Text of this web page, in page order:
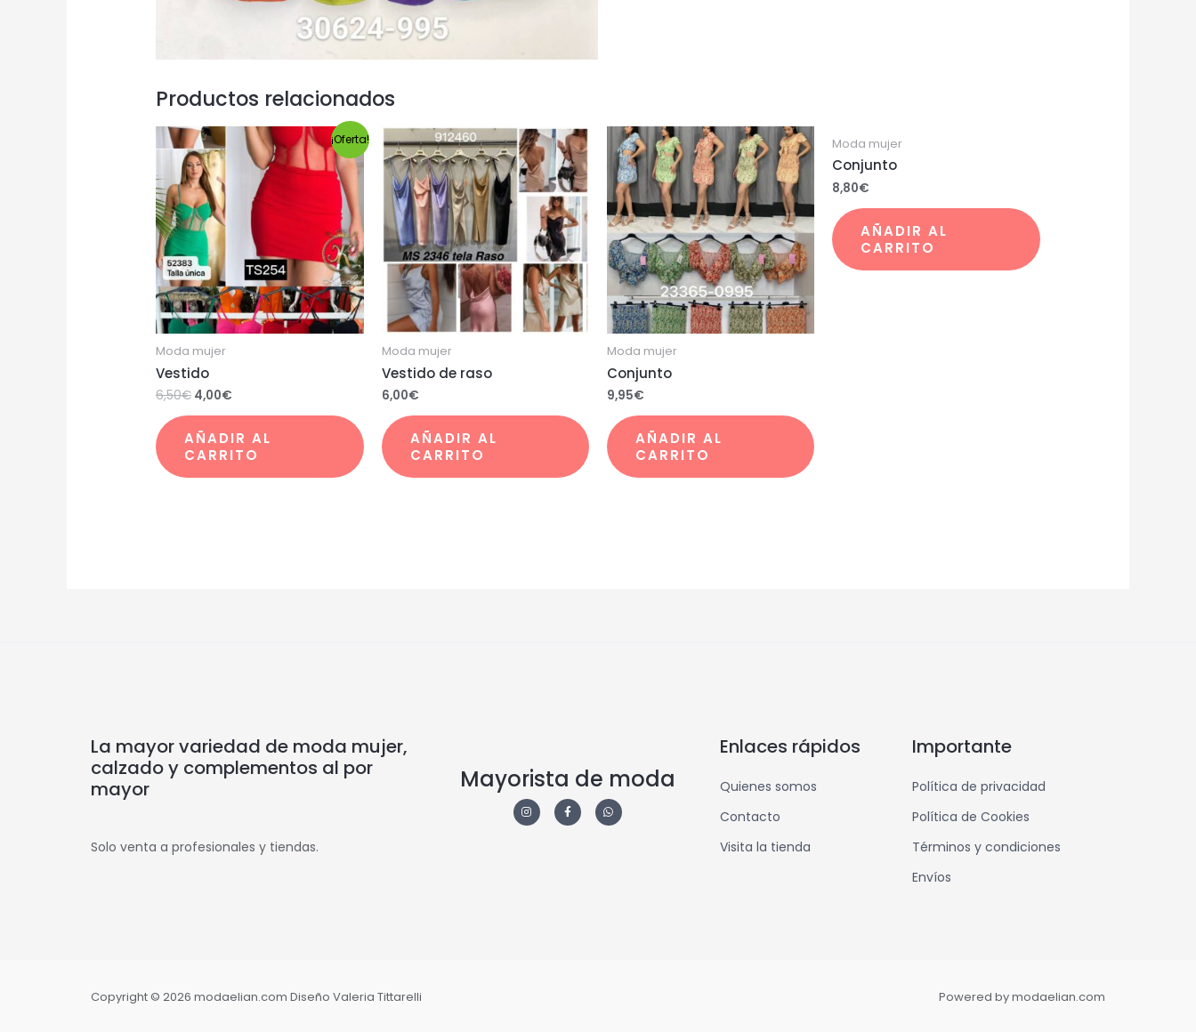
Productos relacionados
¡Oferta!
Moda mujer
Vestido
6,50€ 4,00€
AÑADIR AL
CARRITO
Moda mujer
Vestido de raso
6,00€
AÑADIR AL
CARRITO
Moda mujer
Conjunto
9,95€
AÑADIR AL
CARRITO
Moda mujer
Conjunto
8,80€
AÑADIR AL
CARRITO
La mayor variedad de moda mujer,
calzado y complementos al por
mayor
Solo venta a profesionales y tiendas.
Mayorista de moda
Enlaces rápidos
Quienes somos
Contacto
Visita la tienda
Importante
Política de privacidad
Política de Cookies
Términos y condiciones
Envíos
Copyright © 2026 modaelian.com Diseño Valeria Tittarelli Powered by modaelian.com